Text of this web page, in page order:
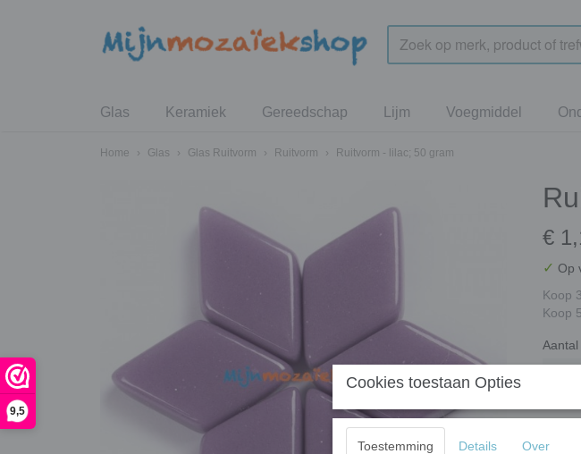
9,5
Glas Keramiek Gereedschap Lijm Voegmiddel
Home › Glas › Glas Ruitvorm › Ruitvorm › Ruitvorm - lilac; 50 gram
€
✓ Op
Koop
Koop
Aantal
Cookies toestaan Opties
Toestemming Details Over